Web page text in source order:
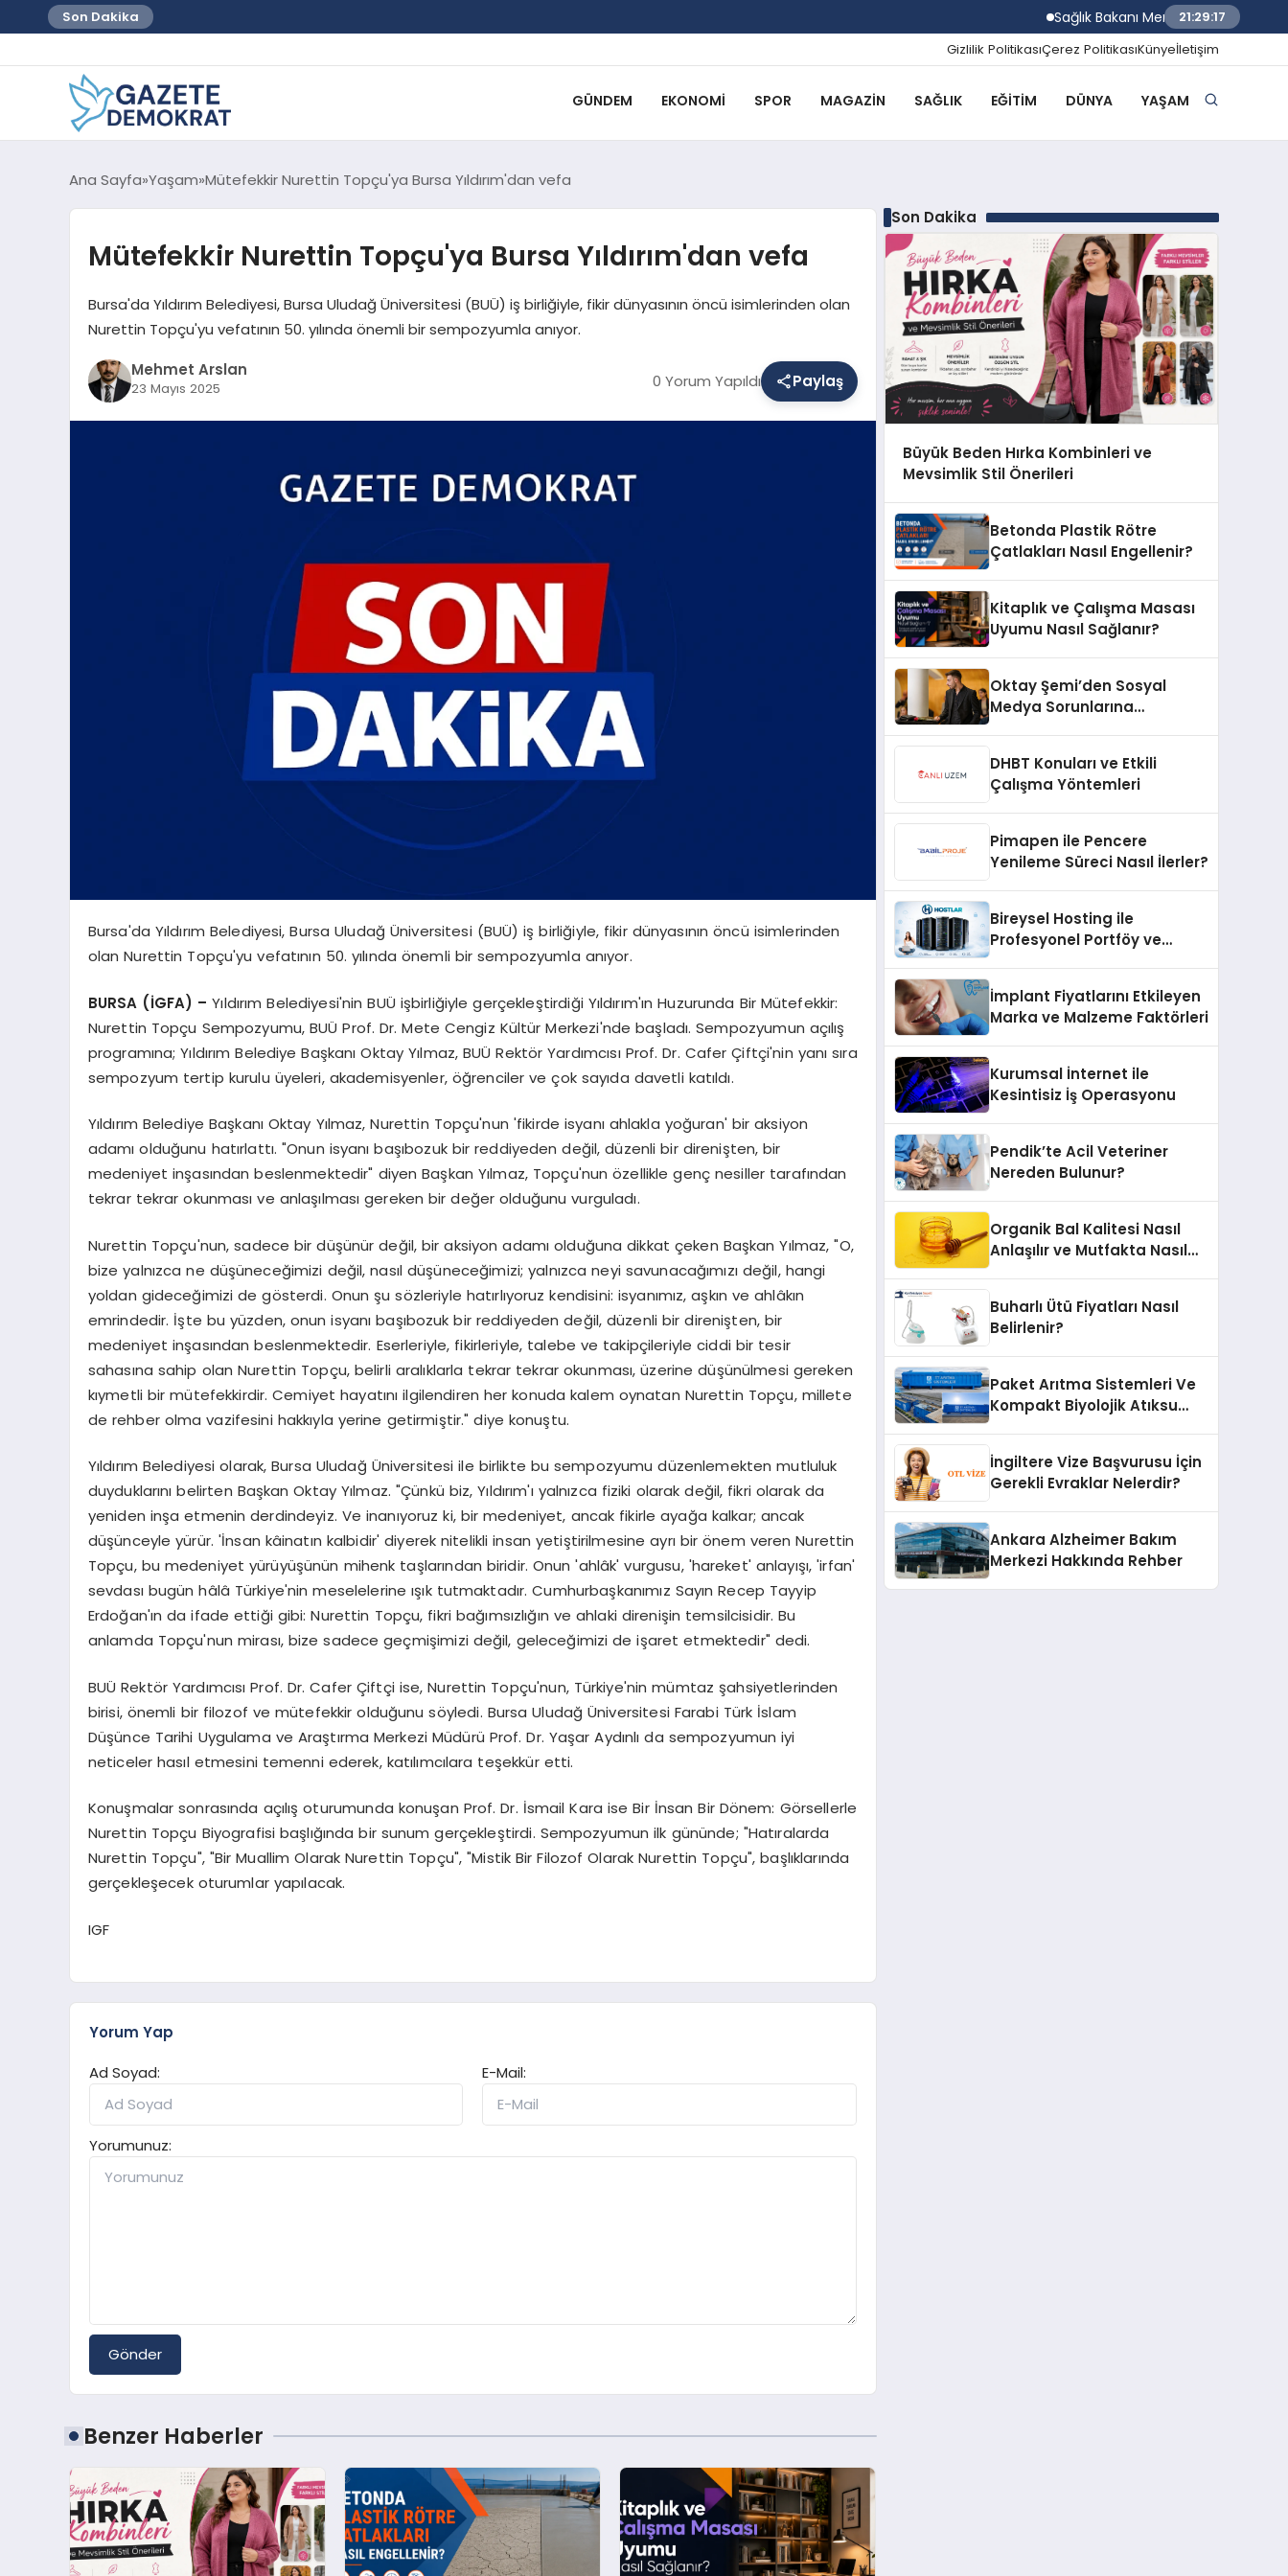
Son Dakika Sağlık Bakanı Memişoğlu Trabzon Şehir
21:29:18
Gizlilik PolitikasıÇerez PolitikasıKünyeİletişim
GÜNDEM EKONOMI SPOR MAGAZIN SAĞLIK EĞITIM DÜNYA YAŞAM
Ana Sayfa Yaşam Mütefekkir Nurettin Topçu'ya Bursa Yıldırım'dan vefa
Mütefekkir Nurettin Topçu'ya Bursa Yıldırım'dan vefa
Bursa'da Yıldırım Belediyesi, Bursa Uludağ Üniversitesi (BUÜ) iş birliğiyle, fikir dünyasının öncü isimlerinden olan
Nurettin Topçu'yu vefatının 50. yılında önemli bir sempozyumla anıyor.
Mehmet Arslan
23 Mayıs 2025 0 Yorum Yapıldı Paylaş
Bursa'da Yıldırım Belediyesi, Bursa Uludağ Üniversitesi (BUÜ) iş birliğiyle, fikir dünyasının öncü isimlerinden
olan Nurettin Topçu'yu vefatının 50. yılında önemli bir sempozyumla anıyor.
BURSA (İGFA) – Yıldırım Belediyesi'nin BUÜ işbirliğiyle gerçekleştirdiği Yıldırım'ın Huzurunda Bir Mütefekkir:
Nurettin Topçu Sempozyumu, BUÜ Prof. Dr. Mete Cengiz Kültür Merkezi'nde başladı. Sempozyumun açılış
programına; Yıldırım Belediye Başkanı Oktay Yılmaz, BUÜ Rektör Yardımcısı Prof. Dr. Cafer Çiftçi'nin yanı sıra
sempozyum tertip kurulu üyeleri, akademisyenler, öğrenciler ve çok sayıda davetli katıldı.
Yıldırım Belediye Başkanı Oktay Yılmaz, Nurettin Topçu'nun 'fikirde isyanı ahlakla yoğuran' bir aksiyon
adamı olduğunu hatırlattı. "Onun isyanı başıbozuk bir reddiyeden değil, düzenli bir direnişten, bir
medeniyet inşasından beslenmektedir" diyen Başkan Yılmaz, Topçu'nun özellikle genç nesiller tarafından
tekrar tekrar okunması ve anlaşılması gereken bir değer olduğunu vurguladı.
Nurettin Topçu'nun, sadece bir düşünür değil, bir aksiyon adamı olduğuna dikkat çeken Başkan Yılmaz, "O,
bize yalnızca ne düşüneceğimizi değil, nasıl düşüneceğimizi; yalnızca neyi savunacağımızı değil, hangi
yoldan gideceğimizi de gösterdi. Onun şu sözleriyle hatırlıyoruz kendisini: isyanımız, aşkın ve ahlâkın
emrindedir. İşte bu yüzden, onun isyanı başıbozuk bir reddiyeden değil, düzenli bir direnişten, bir
medeniyet inşasından beslenmektedir. Eserleriyle, fikirleriyle, talebe ve takipçileriyle ciddi bir tesir
sahasına sahip olan Nurettin Topçu, belirli aralıklarla tekrar tekrar okunması, üzerine düşünülmesi gereken
kıymetli bir mütefekkirdir. Cemiyet hayatını ilgilendiren her konuda kalem oynatan Nurettin Topçu, millete
de rehber olma vazifesini hakkıyla yerine getirmiştir." diye konuştu.
Yıldırım Belediyesi olarak, Bursa Uludağ Üniversitesi ile birlikte bu sempozyumu düzenlemekten mutluluk
duyduklarını belirten Başkan Oktay Yılmaz. "Çünkü biz, Yıldırım'ı yalnızca fiziki olarak değil, fikri olarak da
yeniden inşa etmenin derdindeyiz. Ve inanıyoruz ki, bir medeniyet, ancak fikirle ayağa kalkar; ancak
düşünceyle yürür. 'İnsan kâinatın kalbidir' diyerek nitelikli insan yetiştirilmesine ayrı bir önem veren Nurettin
Topçu, bu medeniyet yürüyüşünün mihenk taşlarından biridir. Onun 'ahlâk' vurgusu, 'hareket' anlayışı, 'irfan'
sevdası bugün hâlâ Türkiye'nin meselelerine ışık tutmaktadır. Cumhurbaşkanımız Sayın Recep Tayyip
Erdoğan'ın da ifade ettiği gibi: Nurettin Topçu, fikri bağımsızlığın ve ahlaki direnişin temsilcisidir. Bu
anlamda Topçu'nun mirası, bize sadece geçmişimizi değil, geleceğimizi de işaret etmektedir" dedi.
BUÜ Rektör Yardımcısı Prof. Dr. Cafer Çiftçi ise, Nurettin Topçu'nun, Türkiye'nin mümtaz şahsiyetlerinden
birisi, önemli bir filozof ve mütefekkir olduğunu söyledi. Bursa Uludağ Üniversitesi Farabi Türk İslam
Düşünce Tarihi Uygulama ve Araştırma Merkezi Müdürü Prof. Dr. Yaşar Aydınlı da sempozyumun iyi
neticeler hasıl etmesini temenni ederek, katılımcılara teşekkür etti.
Konuşmalar sonrasında açılış oturumunda konuşan Prof. Dr. İsmail Kara ise Bir İnsan Bir Dönem: Görsellerle
Nurettin Topçu Biyografisi başlığında bir sunum gerçekleştirdi. Sempozyumun ilk gününde; "Hatıralarda
Nurettin Topçu", "Bir Muallim Olarak Nurettin Topçu", "Mistik Bir Filozof Olarak Nurettin Topçu", başlıklarında
gerçekleşecek oturumlar yapılacak.
IGF
Yorum Yap
Ad Soyad:
E-Mail:
Yorumunuz:
Gönder
Benzer Haberler
Son Dakika
Büyük Beden Hırka Kombinleri ve
Mevsimlik Stil Önerileri
Betonda Plastik Rötre
Çatlakları Nasıl Engellenir?
Kitaplık ve Çalışma Masası
Uyumu Nasıl Sağlanır?
Oktay Şemi’den Sosyal
Medya Sorunlarına
DHBT Konuları ve Etkili
Çalışma Yöntemleri
Pimapen ile Pencere
Yenileme Süreci Nasıl İlerler?
Bireysel Hosting ile
Profesyonel Portföy ve
İmplant Fiyatlarını Etkileyen
Marka ve Malzeme Faktörleri
Kurumsal İnternet ile
Kesintisiz İş Operasyonu
Pendik’te Acil Veteriner
Nereden Bulunur?
Organik Bal Kalitesi Nasıl
Anlaşılır ve Mutfakta Nasıl
Buharlı Ütü Fiyatları Nasıl
Belirlenir?
Paket Arıtma Sistemleri Ve
Kompakt Biyolojik Atıksu
İngiltere Vize Başvurusu İçin
Gerekli Evraklar Nelerdir?
Ankara Alzheimer Bakım
Merkezi Hakkında Rehber